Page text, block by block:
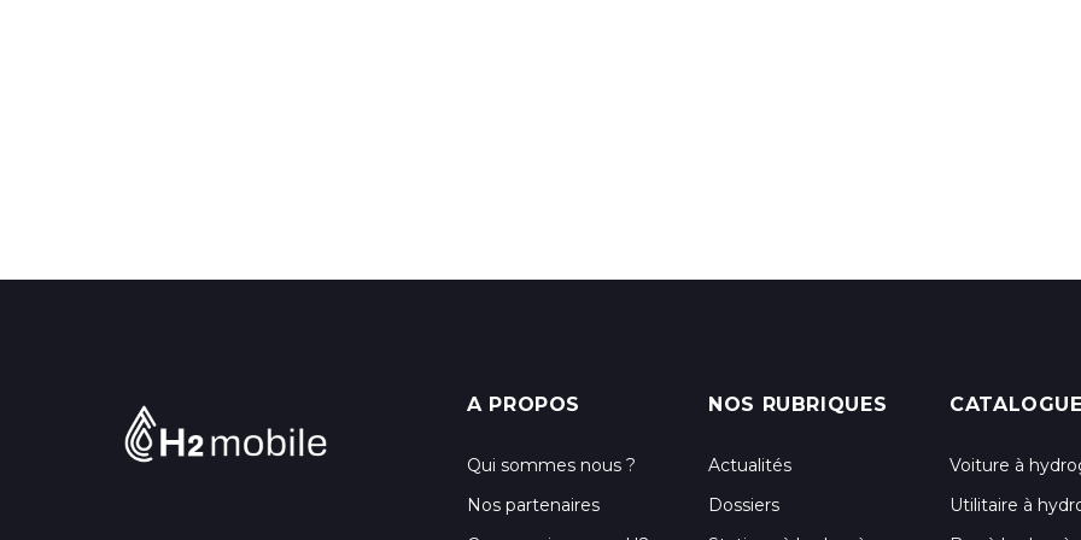
A PROPOS
Qui sommes nous ?
Nos partenaires
NOS RUBRIQUES
Actualités
Dossiers
CATALOGUE
Voiture à
Utilitaire à